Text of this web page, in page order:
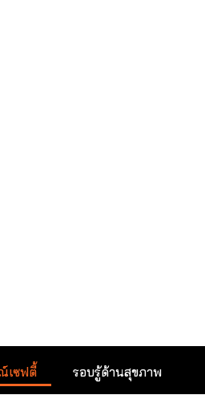
เซฟตี้ รอบรู้ด้านสุขภาพ